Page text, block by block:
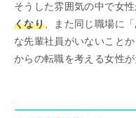
そうした雰囲気の中で女
くなり 、また同じ職場に
な先輩社員がいないこと
からの転職を考える女性が